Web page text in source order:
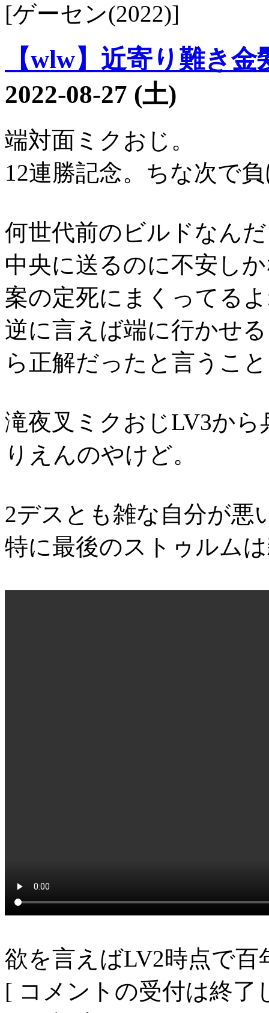
[ゲーセン(2022)]
【wlw】近寄り難き
2022-08-27 (土)
端対面ミクおじ。
12連勝記念。ちな次で
何世代前のビルドなん
中央に送るのに不安し
案の定死にまくってる
逆に言えば端に行かせ
ら正解だったと言うこ
滝夜叉ミクおじLV3か
りえんのやけど。
2デスとも雑な自分が悪
特に最後のストゥルム
欲を言えばLV2時点で
[ コメントの受付は終了